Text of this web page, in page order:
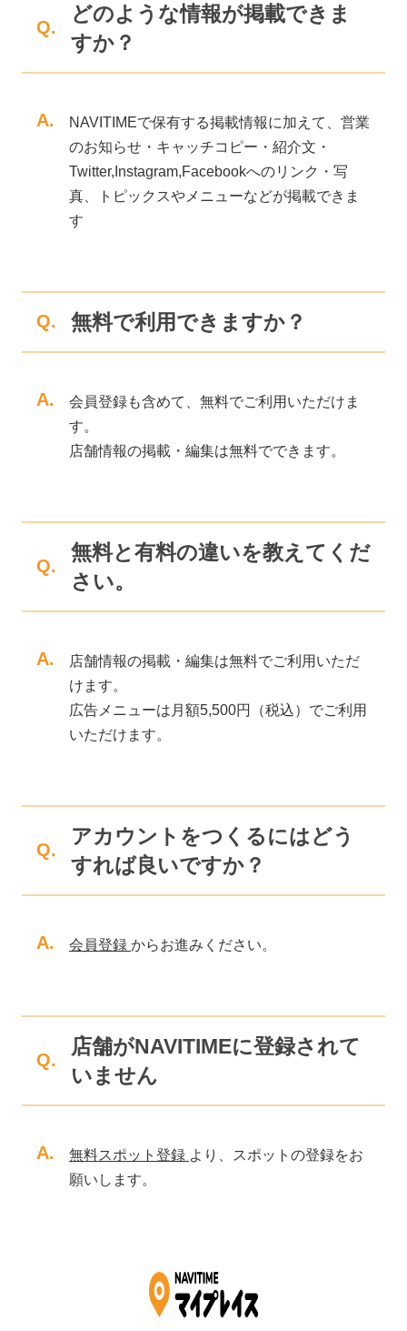
Q.
どのような情報が掲載できま
すか？
A.
NAVITIMEで保有する掲載情報に加えて、営業
のお知らせ・キャッチコピー・紹介文・
Twitter,Instagram,Facebookへのリンク・写
真、トピックスやメニューなどが掲載できま
す
Q. 無料で利用できますか？
A.
会員登録も含めて、無料でご利用いただけま
す。
店舗情報の掲載・編集は無料でできます。
Q.
無料と有料の違いを教えてくだ
さい。
A.
店舗情報の掲載・編集は無料でご利用いただ
けます。
広告メニューは月額5,500円（税込）でご利用
いただけます。
Q.
アカウントをつくるにはどう
すれば良いですか？
A. 会員登録 からお進みください。
Q.
店舗がNAVITIMEに登録されて
いません
A. 無料スポット登録 より、スポットの登録をお
願いします。